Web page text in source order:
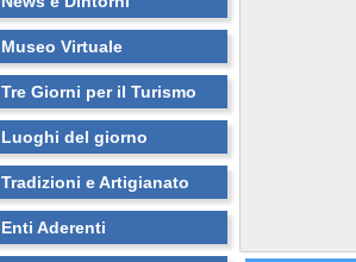
Museo Virtuale
Tre Giorni per il Turismo
Luoghi del giorno
Tradizioni e Artigianato
Enti Aderenti